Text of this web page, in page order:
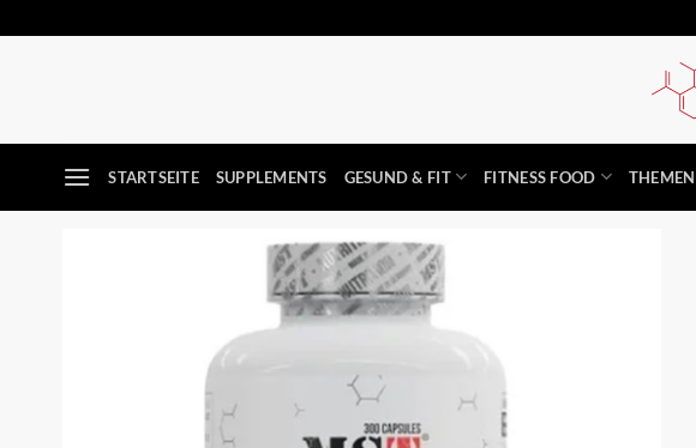
STARTSEITE SUPPLEMENTS GESUND & FIT FITNESS FOOD THEMEN